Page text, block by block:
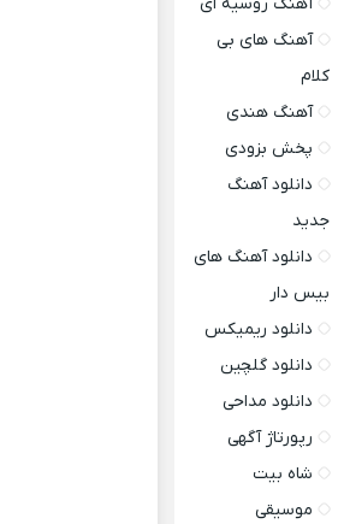
آهنگ های بی
کلام
آهنگ هندی
پخش بزودی
دانلود آهنگ
جدید
دانلود آهنگ های
بیس دار
دانلود ریمیکس
دانلود گلچین
دانلود مداحی
رپورتاژ آگهی
شاه بیت
موسیقی